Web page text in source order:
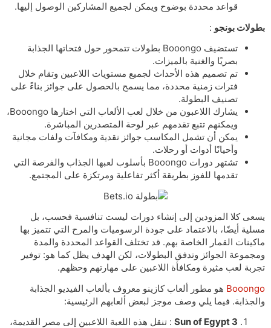
قواعد محددة بوضوح ويمكن لجميع المشاركين الوصول إليها.
بطولات بونجو :
تستضيف Booongo بطولات تتمحور حول فتحاتها الجذابة
بصريًا والغنية بالميزات.
تم تصميم هذه الأحداث لجميع مستويات اللاعبين وتقام خلال
فترات زمنية محددة، مما يسمح بالحصول على جوائز بناءً على
تصنيف البطولة.
يشارك اللاعبون من خلال لعب الألعاب التي اختارها Booongo،
ويمكنهم تتبع تقدمهم عبر لوحة المتصدرين المباشرة.
يمكن أن تشمل المكاسب جوائز نقدية ومكافآت ولفات مجانية
وأحيانًا أدوات أو رحلات.
تشتهر دورات Booongo بأسلوب لعبها الجذاب والفرصة التي
تقدمها للفوز بطريقة أكثر تفاعلية ومرتكزة على المجتمع.
يسعى كلا المزودين إلى إنشاء دورات ليست تنافسية فحسب، بل
مسلية أيضًا، بالاعتماد على جودة الرسوميات والمرح التي تتميز بها
ماكينات القمار الخاصة بهم. قد تختلف القواعد المحددة والمدة
ومجموعة الجوائز وتدفق البطولات، لكن الهدف يظل كما هو: توفير
تجربة لعب مثيرة ومكافأة اللاعبين على مهارتهم وحظهم.
Booongo هو مطور ألعاب كازينو معروف بألعاب الفيديو الجذابة
والجذابة. فيما يلي وصف موجز لبعض ألعابهم الرئيسية:
Sun of Egypt 3 : تنقل هذه اللعبة اللاعبين إلى مصر القديمة،